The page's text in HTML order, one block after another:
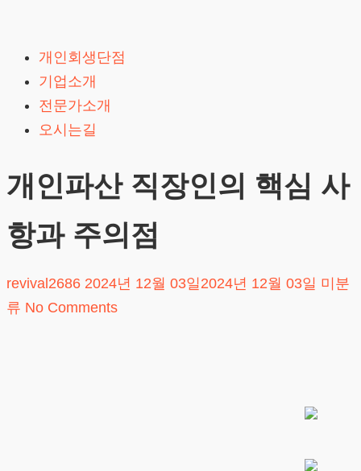
content
개인회생단점
기업소개
전문가소개
오시는길
개인파산 직장인의 핵심 사
항과 주의점
revival2686 2024년 12월 03일 2024년 12월 03일 미분
류 No Comments